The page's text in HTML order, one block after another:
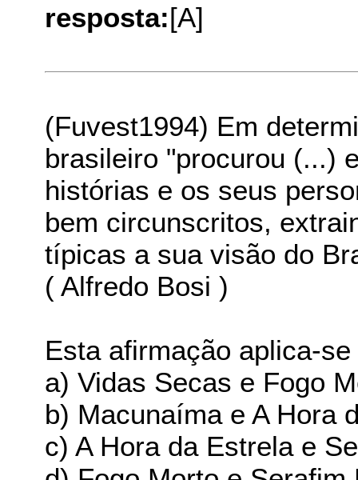
resposta:[A]
(Fuvest1994) Em
brasileiro "procurou (...)
histórias e os seus
bem circunscritos,
típicas a sua visão do
( Alfredo Bosi )
Esta afirmação aplica-se
a) Vidas Secas e Fogo
b) Macunaíma e A Hora
c) A Hora da Estrela e